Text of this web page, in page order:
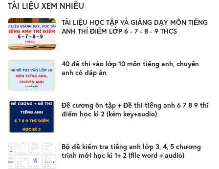
TÀI LIỆU XEM NHIỀU
TÀI LIỆU HỌC TẬP VÀ GIẢNG DẠY MÔN TIẾNG
ANH THÍ ĐIỂM LỚP 6 - 7 - 8 - 9 THCS
40 đề thi vào lớp 10 môn tiếng anh, chuyên
anh có đáp án
Đề cương ôn tập + Đề thi tiếng anh 6 7 8 9 thí
điểm học kì 2 (kèm key+audio)
Bộ đề kiểm tra tiếng anh lớp 3, 4, 5 chương
trình mới học kì 1+ 2 (file word + audio)